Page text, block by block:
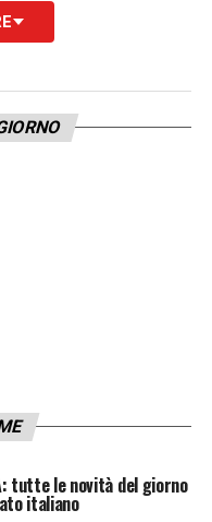
tutte le novità del giorno
italiano